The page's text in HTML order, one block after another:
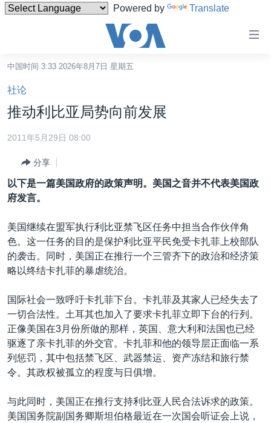
Powered by Translate
碍
链
接
跳
转
容
跳
到
到
索
港澳
国际
印太
中东
欧洲
非洲
美洲
全球议题
经济·金融·贸易
人权·法律·宗教
科教·文娱·体健
军事
劳工
环境
美中关系
热点专题
白宫要闻
国会报道
美中关系
美国建国250周年
埃博拉疫情
重要讲话与声明
VOA视频
VOA今日焦点
中文广播
关注我们
中国时间 3:33 2026年8月7日 星期五
社论
推动利比亚局势向前发展
2011年5月29日 08:00
分享
以下是一篇美国政府的政策声明。美国之音并不代表美国政
府发言。
美国继续在盟军执行利比亚禁飞区任务中担当合作伙伴角
色。这一任务的目的是保护利比亚平民免受卡扎菲上校部队
的袭击。同时，美国正在推行一个三管齐下的政治和经济策
略以终结卡扎菲的暴虐统治。
国际社会一致呼吁卡扎菲下台。卡扎菲及其家人已经失去了
一切合法性。土耳其也加入了要求卡扎菲立即下台的行列。
正像美国在3月份所做的那样，英国、意大利和法国也已经
驱逐了亲卡扎菲的外交官。卡扎菲和他的领导层正面临一系
列惩罚，其中包括禁飞区、武器禁运、资产冻结和旅行禁
令。其政权被孤立的程度与日俱增。
与此同时，美国正在推行支持利比亚人民合法诉求的政策。
美国国务院副国务卿斯坦伯格最近在一次国会听证会上说，